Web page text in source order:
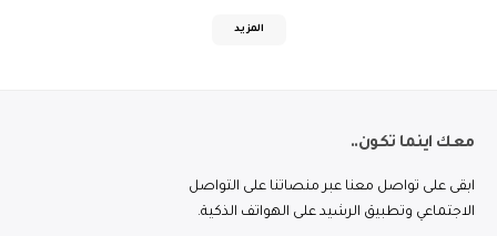
المزيد
معك اينما تكون..
ابقى على تواصل معنا عبر منصاتنا على التواصل
الاجتماعي وتطبيق الرشيد على الهواتف الذكية.